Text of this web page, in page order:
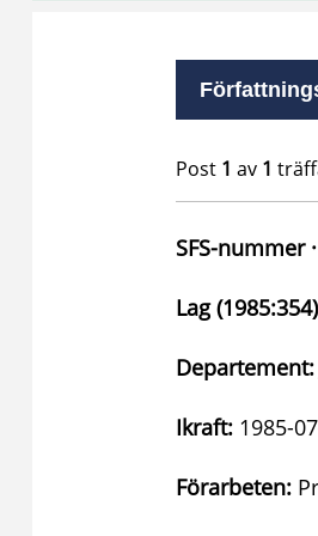
Post 1 av 1
SFS-nummer
Lag
Departement:
Ikraft: 1985-
Förarbeten: